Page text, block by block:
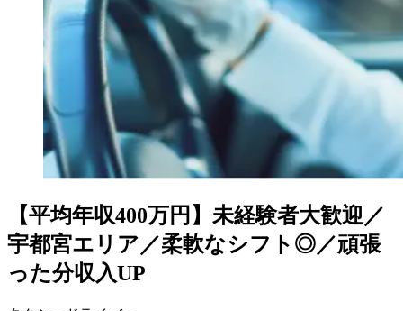
【平均年収400万円】未経験者大歓迎／
宇都宮エリア／柔軟なシフト◎／頑張
った分収入UP